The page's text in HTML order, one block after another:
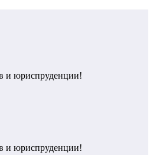
и юриспруденции!
и юриспруденции!